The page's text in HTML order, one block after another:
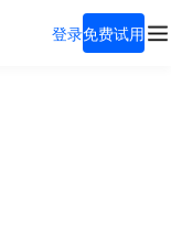
登录免费试用